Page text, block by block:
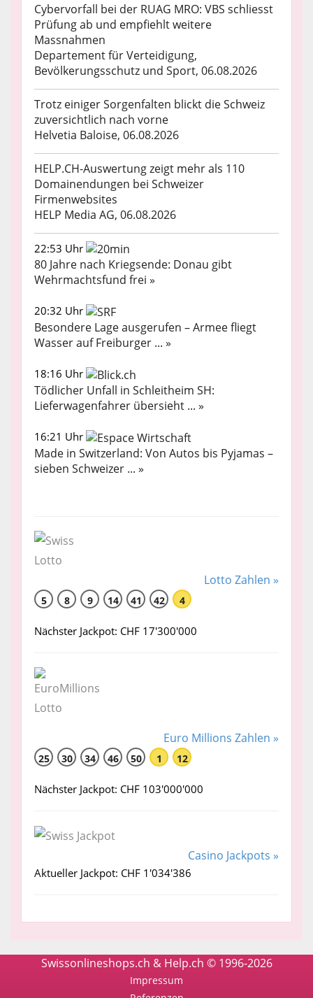
Cybervorfall bei der RUAG MRO: VBS schliesst
Prüfung ab und empfiehlt weitere
Massnahmen
Departement für Verteidigung,
Bevölkerungsschutz und Sport, 06.08.2026
Trotz einiger Sorgenfalten blickt die Schweiz
zuversichtlich nach vorne
Helvetia Baloise, 06.08.2026
HELP.CH-Auswertung zeigt mehr als 110
Domainendungen bei Schweizer
Firmenwebsites
HELP Media AG, 06.08.2026
22:53 Uhr
80 Jahre nach Kriegsende: Donau gibt
Wehrmachtsfund frei »
20:32 Uhr
Besondere Lage ausgerufen – Armee fliegt
Wasser auf Freiburger ... »
18:16 Uhr
Tödlicher Unfall in Schleitheim SH:
Lieferwagenfahrer übersieht ... »
16:21 Uhr
Made in Switzerland: Von Autos bis Pyjamas –
sieben Schweizer ... »
Lotto Zahlen »
5 8 9 14 41 42 4
Nächster Jackpot: CHF 17'300'000
Euro Millions Zahlen »
25 30 34 46 50 1 12
Nächster Jackpot: CHF 103'000'000
Casino Jackpots »
Aktueller Jackpot: CHF 1'034'386
Swissonlineshops.ch & Help.ch © 1996-2026
Impressum